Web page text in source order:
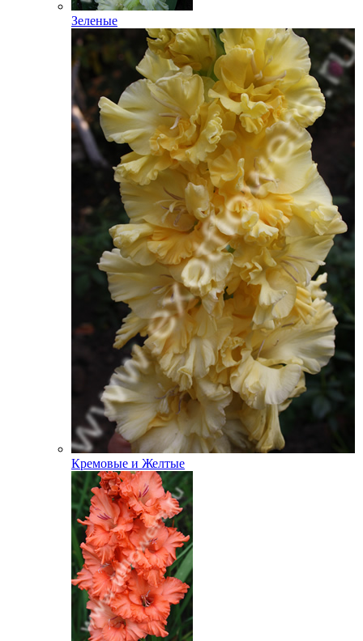
Зеленые
Кремовые и Желтые